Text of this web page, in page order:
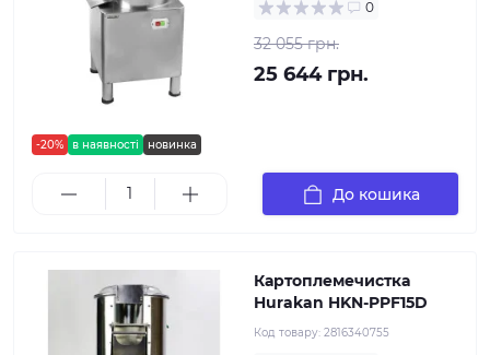
-20% в наявності новинка
0
32 055 грн.
25 644 грн.
До кошика
Картоплемечистка
Hurakan HKN-PPF15D
Код товару: 2816340755